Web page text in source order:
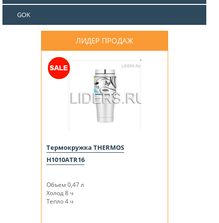
GOK
ЛИДЕР ПРОДАЖ
Термокружка THERMOS
H1010ATR16
Объем 0,47 л
Холод 8 ч
Тепло 4 ч